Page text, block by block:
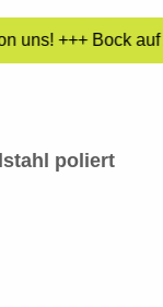
+++ Bock
poliert